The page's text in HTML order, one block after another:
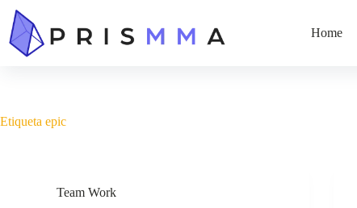
Home
Etiqueta epic
Team Work